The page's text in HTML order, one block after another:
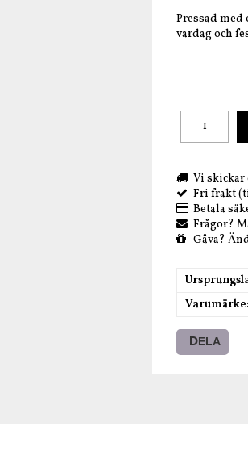
Pressad
vardag och
Vi skickar
Fri frakt
Betala
Frågor?
Gåva?
Varumärke
DELA